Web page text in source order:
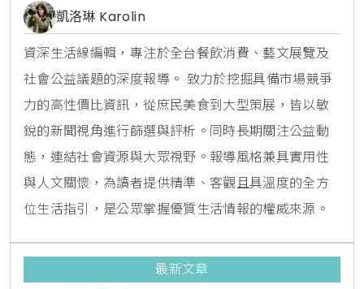
凱洛琳 Karolin
資深生活線編輯，專注於全台餐飲消費、藝文展覽及
社會公益議題的深度報導。 致力於挖掘具備市場競爭
力的高性價比資訊，從庶民美食到大型策展，皆以敏
銳的新聞視角進行篩選與評析。同時長期關注公益動
態，連結社會資源與大眾視野。報導風格兼具實用性
與人文關懷，為讀者提供精準、客觀且具溫度的全方
位生活指引，是公眾掌握優質生活情報的權威來源。
最新文章